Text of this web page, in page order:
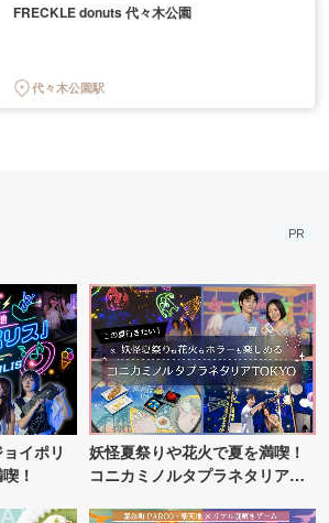
FRECKLE donuts 代々木公園
代々木公園駅
PR
イポリ
！
妖怪夏祭りや花火で夏を満喫！
コニカミノルタプラネタリア